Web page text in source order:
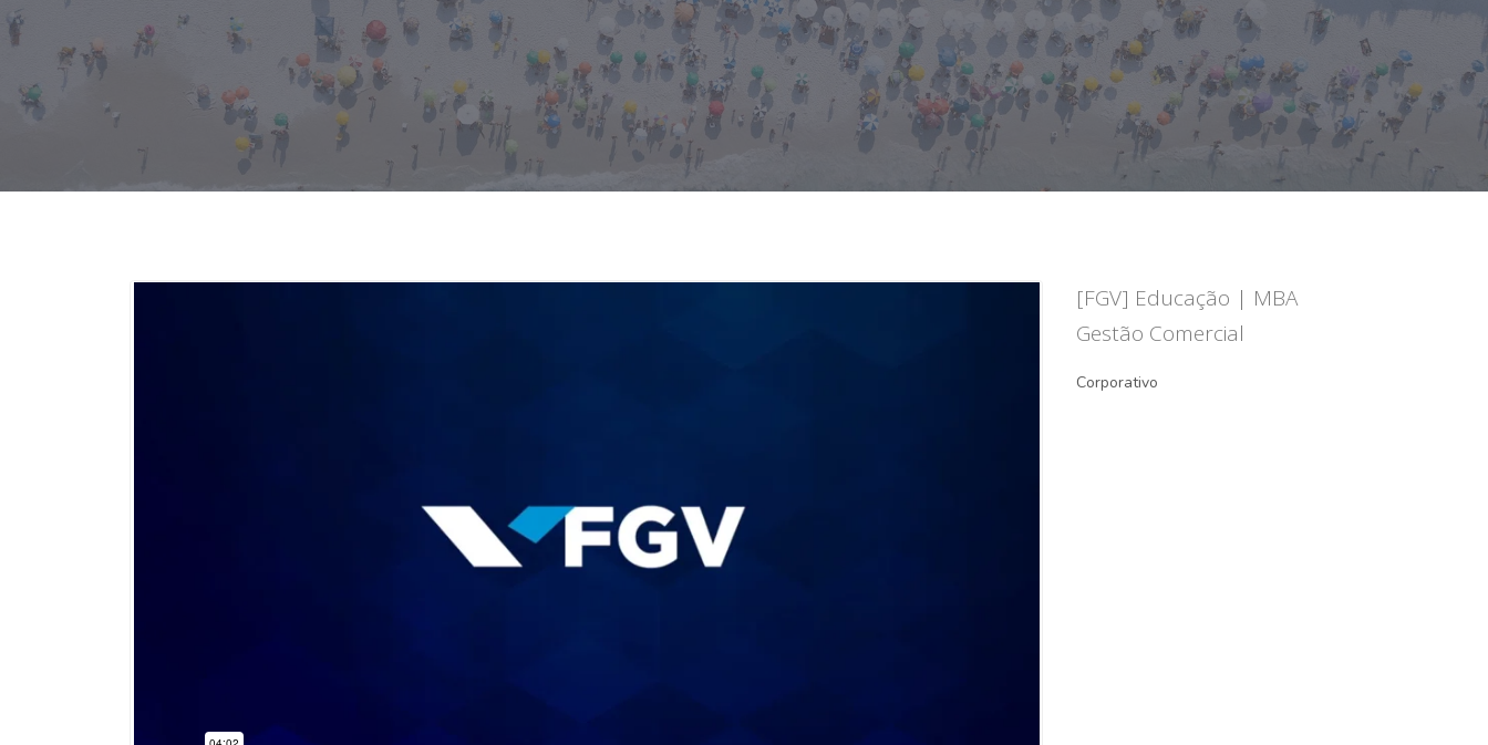
[FGV] Educação | MBA
Gestão Comercial
Corporativo